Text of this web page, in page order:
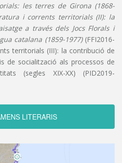
les terres de Girona (1868-
i corrents territorials (II): la
a través dels Jocs Florals i
catalana (1859-1977)(FFI2016-
territorials (III): la contribució de
de socialització als processos de
(segles XIX-XX) (PID2019-
LITERARIS